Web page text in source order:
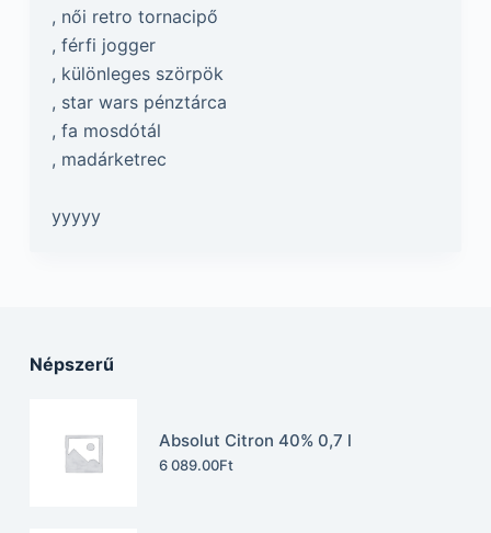
, női retro tornacipő
, férfi jogger
, különleges szörpök
, star wars pénztárca
, fa mosdótál
, madárketrec
yyyyy
Népszerű
Absolut Citron 40% 0,7 l
6 089.00Ft